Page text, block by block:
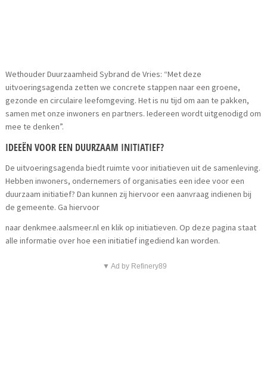
Wethouder Duurzaamheid Sybrand de Vries: “Met deze
uitvoeringsagenda zetten we concrete stappen naar een groene,
gezonde en circulaire leefomgeving. Het is nu tijd om aan te pakken,
samen met onze inwoners en partners. Iedereen wordt uitgenodigd om
mee te denken”.
IDEEËN VOOR EEN DUURZAAM INITIATIEF?
De uitvoeringsagenda biedt ruimte voor initiatieven uit de samenleving.
Hebben inwoners, ondernemers of organisaties een idee voor een
duurzaam initiatief? Dan kunnen zij hiervoor een aanvraag indienen bij
de gemeente. Ga hiervoor
naar denkmee.aalsmeer.nl en klik op initiatieven. Op deze pagina staat
alle informatie over hoe een initiatief ingediend kan worden.
▼ Ad by Refinery89